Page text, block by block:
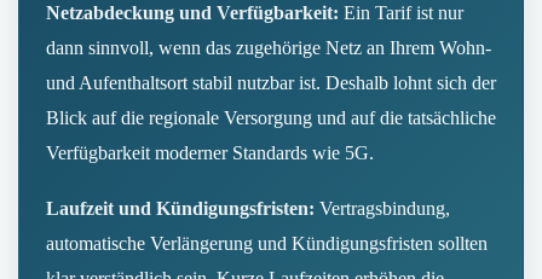
Netzabdeckung und Verfügbarkeit: Ein Tarif ist nur
dann sinnvoll, wenn das zugehörige Netz an Ihrem Wohn-
und Aufenthaltsort stabil nutzbar ist. Deshalb lohnt sich der
Blick auf die regionale Versorgung und auf die tatsächliche
Verfügbarkeit moderner Standards wie 5G.
Laufzeit und Kündigungsfristen: Vertragsbindung,
automatische Verlängerung und Kündigungsfristen sollten